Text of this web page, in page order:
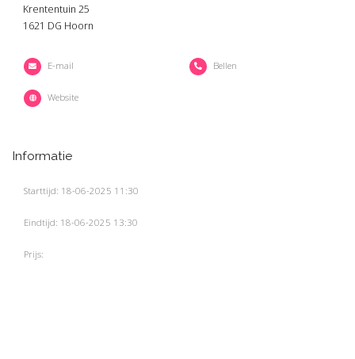
Krententuin 25
1621 DG Hoorn
E-mail Bellen
Website
Informatie
Starttijd: 18-06-2025 11:30
Eindtijd: 18-06-2025 13:30
Prijs: